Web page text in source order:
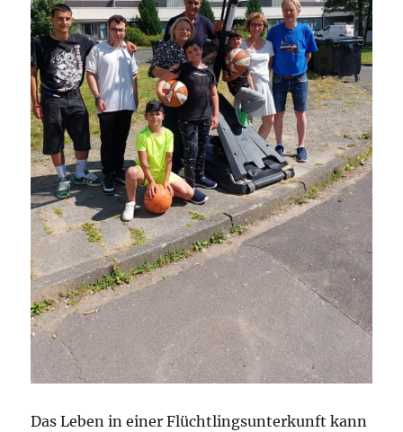
Das Leben in einer Flüchtlingsunterkunft kann